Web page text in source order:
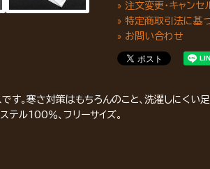
» 注文変更・キャン
» 特定商取引法に基
» お問い合わせ
す。寒さ対策はもちろんのこと、洗濯しにくい
テル100％、フリーサイズ。